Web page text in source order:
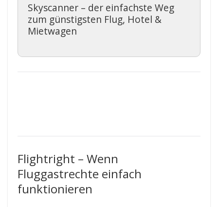
Skyscanner – der einfachste Weg
zum günstigsten Flug, Hotel &
Mietwagen
Flightright – Wenn
Fluggastrechte einfach
funktionieren